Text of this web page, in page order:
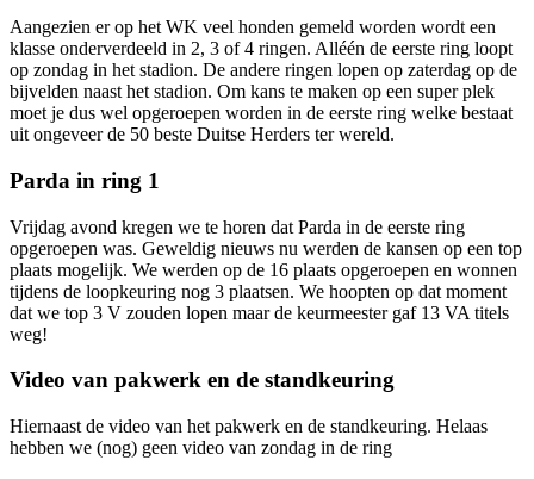
Aangezien er op het WK veel honden gemeld worden wordt een
klasse onderverdeeld in 2, 3 of 4 ringen. Alléén de eerste ring loopt
op zondag in het stadion. De andere ringen lopen op zaterdag op de
bijvelden naast het stadion. Om kans te maken op een super plek
moet je dus wel opgeroepen worden in de eerste ring welke bestaat
uit ongeveer de 50 beste Duitse Herders ter wereld.
Parda in ring 1
Vrijdag avond kregen we te horen dat Parda in de eerste ring
opgeroepen was. Geweldig nieuws nu werden de kansen op een top
plaats mogelijk. We werden op de 16 plaats opgeroepen en wonnen
tijdens de loopkeuring nog 3 plaatsen. We hoopten op dat moment
dat we top 3 V zouden lopen maar de keurmeester gaf 13 VA titels
weg!
Video van pakwerk en de standkeuring
Hiernaast de video van het pakwerk en de standkeuring. Helaas
hebben we (nog) geen video van zondag in de ring